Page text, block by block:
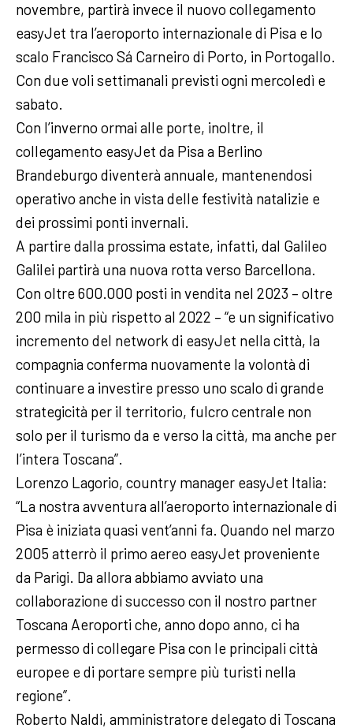
novembre, partirà invece il nuovo collegamento
easyJet tra l’aeroporto internazionale di Pisa e lo
scalo Francisco Sá Carneiro di Porto, in Portogallo.
Con due voli settimanali previsti ogni mercoledì e
sabato.
Con l’inverno ormai alle porte, inoltre, il
collegamento easyJet da Pisa a Berlino
Brandeburgo diventerà annuale, mantenendosi
operativo anche in vista delle festività natalizie e
dei prossimi ponti invernali.
A partire dalla prossima estate, infatti, dal Galileo
Galilei partirà una nuova rotta verso Barcellona.
Con oltre 600.000 posti in vendita nel 2023 – oltre
200 mila in più rispetto al 2022 – “e un significativo
incremento del network di easyJet nella città, la
compagnia conferma nuovamente la volontà di
continuare a investire presso uno scalo di grande
strategicità per il territorio, fulcro centrale non
solo per il turismo da e verso la città, ma anche per
l’intera Toscana”.
Lorenzo Lagorio, country manager easyJet Italia:
“La nostra avventura all’aeroporto internazionale di
Pisa è iniziata quasi vent’anni fa. Quando nel marzo
2005 atterrò il primo aereo easyJet proveniente
da Parigi. Da allora abbiamo avviato una
collaborazione di successo con il nostro partner
Toscana Aeroporti che, anno dopo anno, ci ha
permesso di collegare Pisa con le principali città
europee e di portare sempre più turisti nella
regione”.
Roberto Naldi, amministratore delegato di Toscana